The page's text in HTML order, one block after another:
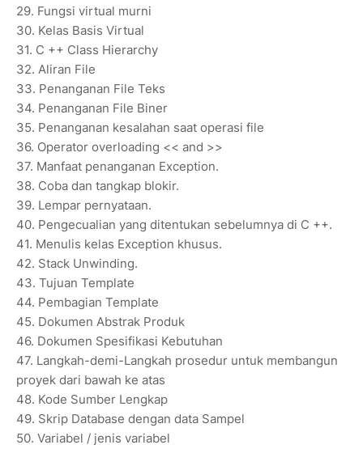
29. Fungsi virtual murni
30. Kelas Basis Virtual
31. C ++ Class Hierarchy
32. Aliran File
33. Penanganan File Teks
34. Penanganan File Biner
35. Penanganan kesalahan saat operasi file
36. Operator overloading << and >>
37. Manfaat penanganan Exception.
38. Coba dan tangkap blokir.
39. Lempar pernyataan.
40. Pengecualian yang ditentukan sebelumnya di C ++.
41. Menulis kelas Exception khusus.
42. Stack Unwinding.
43. Tujuan Template
44. Pembagian Template
45. Dokumen Abstrak Produk
46. Dokumen Spesifikasi Kebutuhan
47. Langkah-demi-Langkah prosedur untuk membangun
proyek dari bawah ke atas
48. Kode Sumber Lengkap
49. Skrip Database dengan data Sampel
50. Variabel / jenis variabel